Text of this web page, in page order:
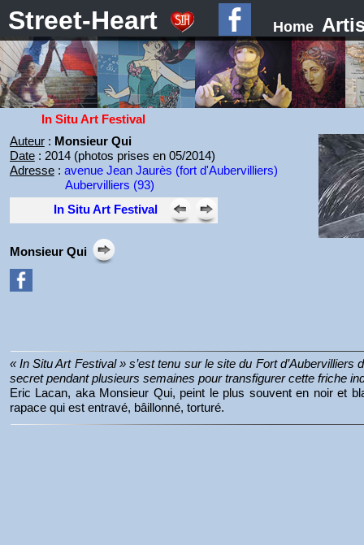
Street-Heart Home
In Situ Art Festival
Auteur: Monsieur Qui
Date: 2014 (photos prises en 05/2014)
Adresse: avenue Jean Jaurès (fort d'Aubervilliers)
Aubervilliers (93)
In Situ Art Festival
Monsieur Qui
« In Situ Art Festival » s’est tenu sur le site du Fort
secret pendant plusieurs semaines pour transfigurer cette friche
Eric Lacan, aka Monsieur Qui, peint le plus souvent en noir et
rapace qui est entravé, bâillonné, torturé.